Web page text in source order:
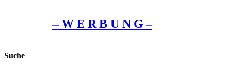
– W Ε R Β U Ν G –
Suche